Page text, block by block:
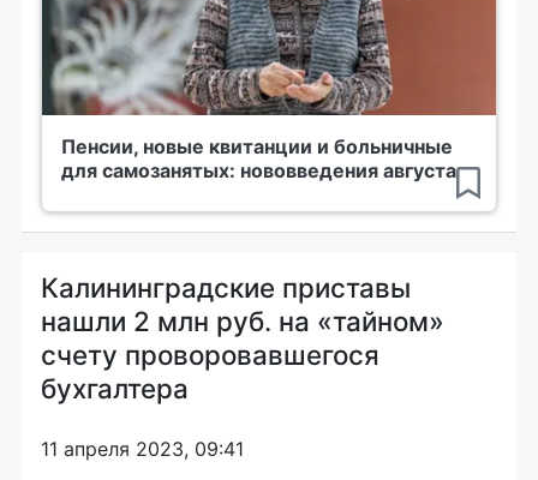
Пенсии, новые квитанции и больничные
для самозанятых: нововведения августа
Калининградские приставы
нашли 2 млн руб. на «тайном»
счету проворовавшегося
бухгалтера
11 апреля 2023, 09:41